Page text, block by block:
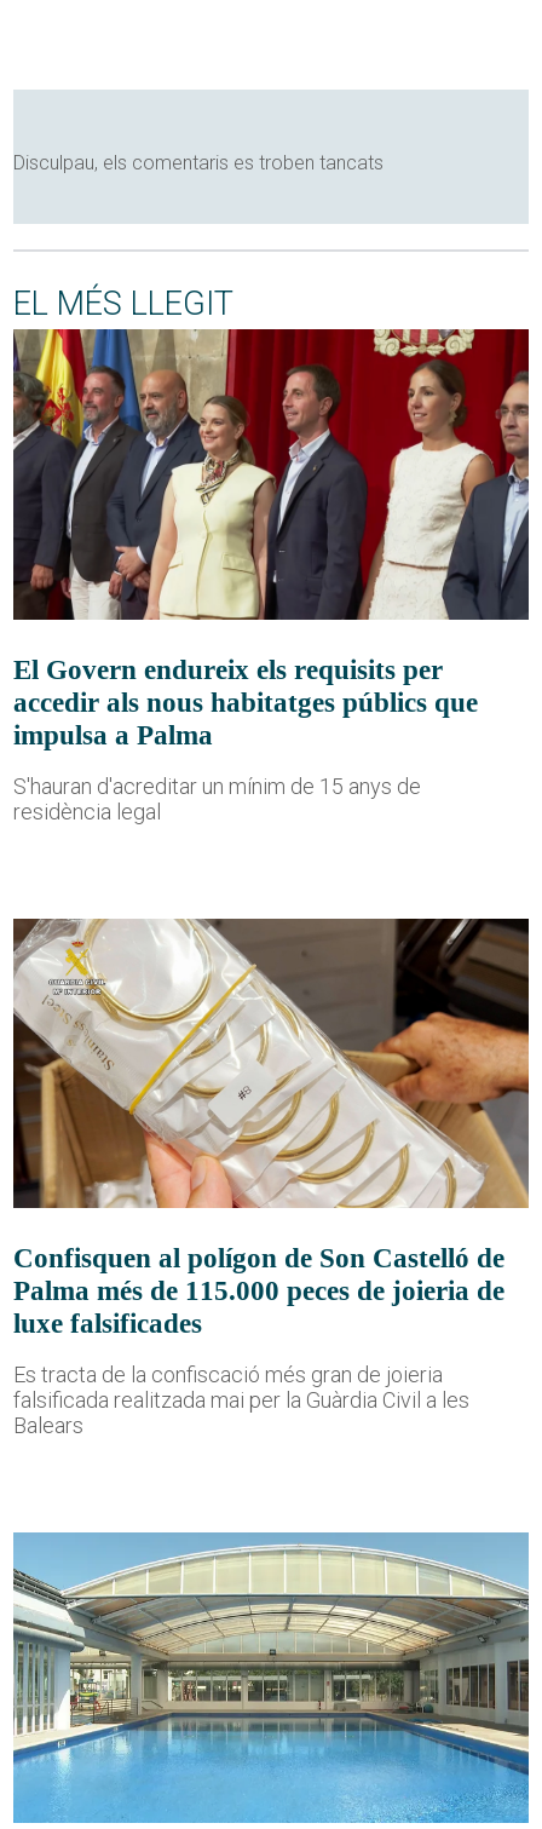
Disculpau, els comentaris es troben tancats
EL MÉS LLEGIT
El Govern endureix els requisits per
accedir als nous habitatges públics que
impulsa a Palma
S'hauran d'acreditar un mínim de 15 anys de
residència legal
Confisquen al polígon de Son Castelló de
Palma més de 115.000 peces de joieria de
luxe falsificades
Es tracta de la confiscació més gran de joieria
falsificada realitzada mai per la Guàrdia Civil a les
Balears